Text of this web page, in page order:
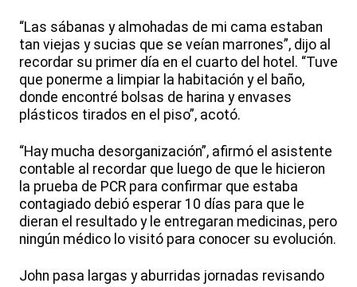
“Las sábanas y almohadas de mi cama estaban
tan viejas y sucias que se veían marrones”, dijo al
recordar su primer día en el cuarto del hotel. “Tuve
que ponerme a limpiar la habitación y el baño,
donde encontré bolsas de harina y envases
plásticos tirados en el piso”, acotó.
“Hay mucha desorganización”, afirmó el asistente
contable al recordar que luego de que le hicieron
la prueba de PCR para confirmar que estaba
contagiado debió esperar 10 días para que le
dieran el resultado y le entregaran medicinas, pero
ningún médico lo visitó para conocer su evolución.
John pasa largas y aburridas jornadas revisando